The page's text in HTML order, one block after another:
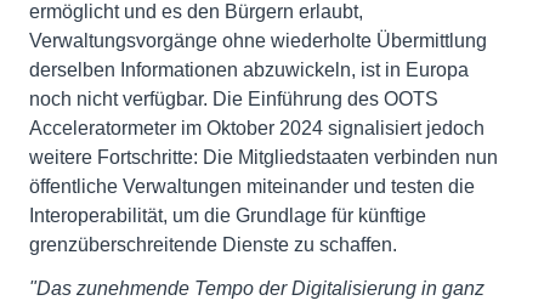
ermöglicht und es den Bürgern erlaubt,
Verwaltungsvorgänge ohne wiederholte Übermittlung
derselben Informationen abzuwickeln, ist in Europa
noch nicht verfügbar. Die Einführung des OOTS
Acceleratormeter im Oktober 2024 signalisiert jedoch
weitere Fortschritte: Die Mitgliedstaaten verbinden nun
öffentliche Verwaltungen miteinander und testen die
Interoperabilität, um die Grundlage für künftige
grenzüberschreitende Dienste zu schaffen.
"Das zunehmende Tempo der Digitalisierung in ganz